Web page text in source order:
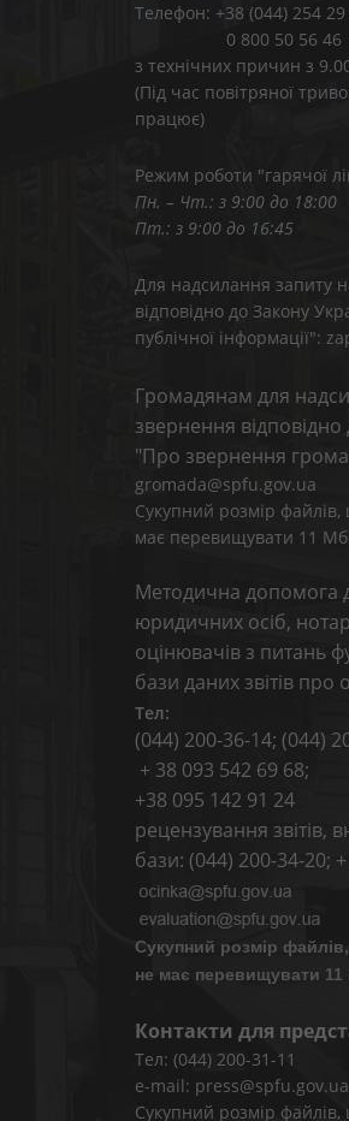
Телефон: +38 (044) 254 29
0 800 50 56 46 –
з технічних причин з
(Під час повітряної
працює)
Режим роботи "гарячої
Пн. – Чт.: з 9:00 до 18:00
Пт.: з 9:00 до 16:45
Для надсилання запиту
відповідно до Закону
публічної інформації":
Громадянам для
звернення
"Про звернення
gromada@spfu.gov.ua
Сукупний розмір
має перевищувати 11 Мб
Методична допомога
юридичних осіб,
оцінювачів з питань
бази даних звітів про
Тел:
(044) 200-36-14; (044)
+ 38 093 542 69 68;
+38 095 142 91 24
рецензування звітів,
бази: (044) 200-34-20;
Сукупний розмір
не має перевищувати
Контакти для
Тел: (044) 200-31-11
e-mail: press@spfu.gov.ua
Сукупний розмір